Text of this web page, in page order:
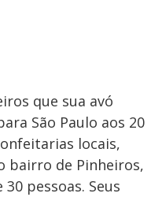
que sua avó
São Paulo aos 20
locais,
bairro de Pinheiros,
pessoas. Seus